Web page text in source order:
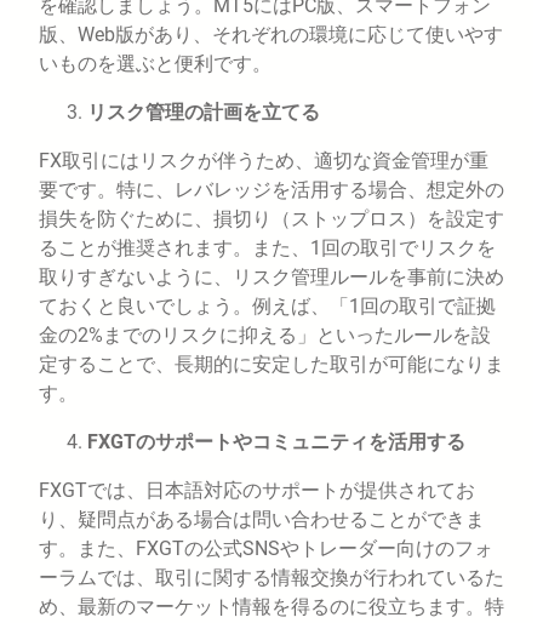
を確認しましょう。MT5にはPC版、スマートフォン
版、Web版があり、それぞれの環境に応じて使いやす
いものを選ぶと便利です。
リスク管理の計画を立てる
FX取引にはリスクが伴うため、適切な資金管理が重
要です。特に、レバレッジを活用する場合、想定外の
損失を防ぐために、損切り（ストップロス）を設定す
ることが推奨されます。また、1回の取引でリスクを
取りすぎないように、リスク管理ルールを事前に決め
ておくと良いでしょう。例えば、「1回の取引で証拠
金の2%までのリスクに抑える」といったルールを設
定することで、長期的に安定した取引が可能になりま
す。
FXGTのサポートやコミュニティを活用する
FXGTでは、日本語対応のサポートが提供されてお
り、疑問点がある場合は問い合わせることができま
す。また、FXGTの公式SNSやトレーダー向けのフォ
ーラムでは、取引に関する情報交換が行われているた
め、最新のマーケット情報を得るのに役立ちます。特